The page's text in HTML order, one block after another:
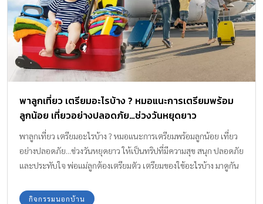
พาลูกเที่ยว เตรียมอะไรบ้าง ? หมอแนะการเตรียมพร้อม
ลูกน้อย เที่ยวอย่างปลอดภัย…ช่วงวันหยุดยาว
พาลูกเที่ยว เตรียมอะไรบ้าง ? หมอแนะการเตรียมพร้อมลูกน้อย เที่ยว
อย่างปลอดภัย...ช่วงวันหยุดยาว ให้เป็นทริปที่มีความสุข สนุก ปลอดภัย
และประทับใจ พ่อแม่ลูกต้องเตรียมตัว เตรียมของใช้อะไรบ้าง มาดูกัน
กิจกรรมนอกบ้าน